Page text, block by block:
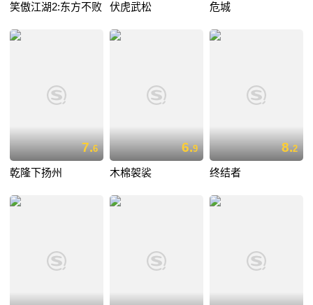
笑傲江湖2:东方不败 伏虎武松 危城
7.6
乾隆下扬州
6.9
木棉袈裟
8.2
终结者